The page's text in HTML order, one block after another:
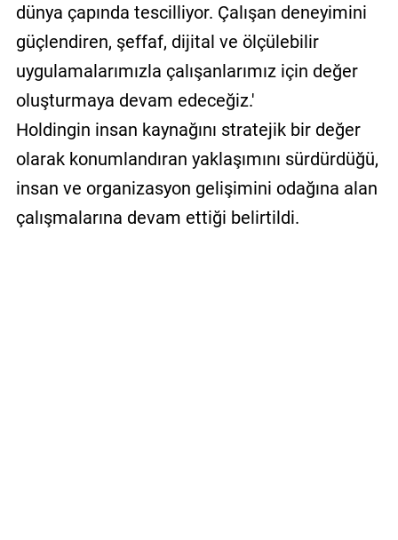
dünya çapında tescilliyor. Çalışan deneyimini
güçlendiren, şeffaf, dijital ve ölçülebilir
uygulamalarımızla çalışanlarımız için değer
oluşturmaya devam edeceğiz.'
Holdingin insan kaynağını stratejik bir değer
olarak konumlandıran yaklaşımını sürdürdüğü,
insan ve organizasyon gelişimini odağına alan
çalışmalarına devam ettiği belirtildi.